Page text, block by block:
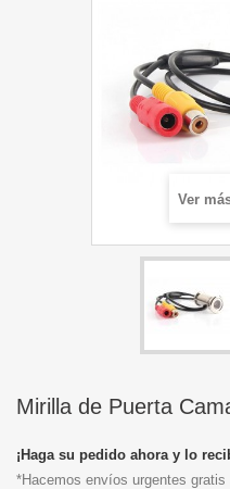
Ver
Mirilla de Puerta
¡Haga su pedido ahora y lo
*Hacemos envíos urgentes